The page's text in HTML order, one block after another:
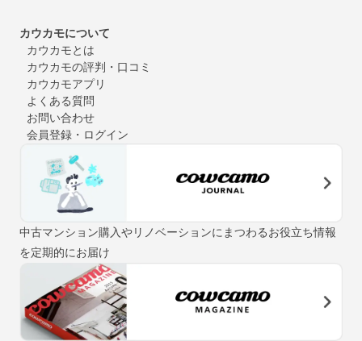
カウカモについて
カウカモとは
カウカモの評判・口コミ
カウカモアプリ
よくある質問
お問い合わせ
会員登録・ログイン
中古マンション購入やリノベーションにまつわるお役立ち情報
を定期的にお届け